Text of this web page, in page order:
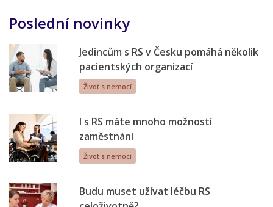
Poslední novinky
Jedincům s RS v Česku pomáhá několik
pacientských organizací
Život s nemocí
I s RS máte mnoho možností
zaměstnání
Život s nemocí
Budu muset užívat léčbu RS